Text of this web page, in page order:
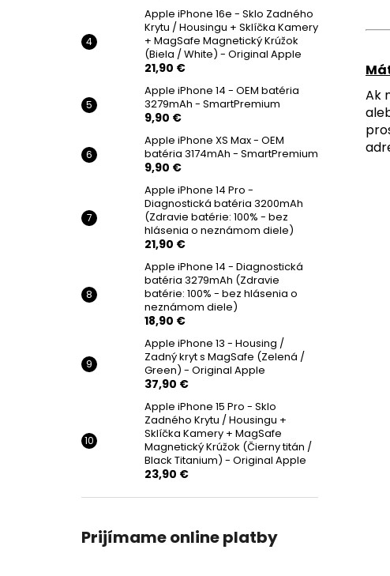
Apple iPhone 16e - Sklo Zadného
Krytu / Housingu + Sklíčka Kamery
+ MagSafe Magnetický Krúžok
(Biela / White) - Original Apple
21,90 €
Apple iPhone 14 - OEM batéria
3279mAh - SmartPremium
9,90 €
Apple iPhone XS Max - OEM
batéria 3174mAh - SmartPremium
9,90 €
Apple iPhone 14 Pro -
Diagnostická batéria 3200mAh
(Zdravie batérie: 100% - bez
hlásenia o neznámom diele)
21,90 €
Apple iPhone 14 - Diagnostická
batéria 3279mAh (Zdravie
batérie: 100% - bez hlásenia o
neznámom diele)
18,90 €
Apple iPhone 13 - Housing /
Zadný kryt s MagSafe (Zelená /
Green) - Original Apple
37,90 €
Apple iPhone 15 Pro - Sklo
Zadného Krytu / Housingu +
Sklíčka Kamery + MagSafe
Magnetický Krúžok (Čierny titán /
Black Titanium) - Original Apple
23,90 €
Prijímame online platby
Ak